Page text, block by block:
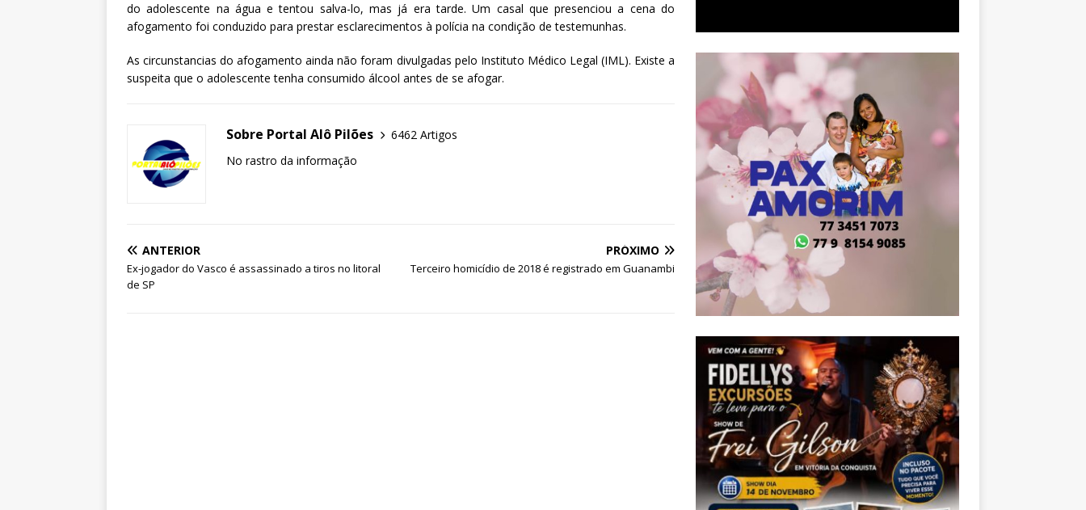
do adolescente na água e tentou salva-lo, mas já era tarde. Um casal que presenciou a cena do
afogamento foi conduzido para prestar esclarecimentos à polícia na condição de testemunhas.
As circunstancias do afogamento ainda não foram divulgadas pelo Instituto Médico Legal (IML). Existe a
suspeita que o adolescente tenha consumido álcool antes de se afogar.
Sobre Portal Alô Pilões
6462 Artigos
No rastro da informação
ANTERIOR
Ex-jogador do Vasco é assassinado a tiros no litoral
de SP
PRÓXIMO
Terceiro homicídio de 2018 é registrado em Guanambi